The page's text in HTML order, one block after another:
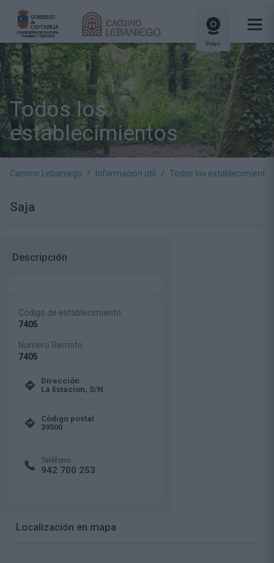
Potes
Todos los
establecimientos
Camino Lebaniego Información útil Todos los establecimientos
Saja
Descripción
Código de establecimiento
7405
Numero Remoto
7405
Dirección
La Estacion, S/N
Código postal
39500
Teléfono
942 700 253
Localización en mapa